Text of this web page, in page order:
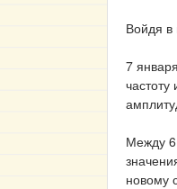
Войдя в
7
Между 6
новому